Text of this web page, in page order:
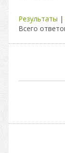
Результаты |
Всего